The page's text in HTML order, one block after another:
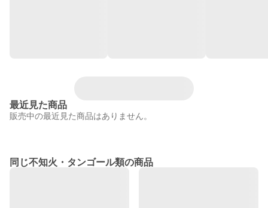
最近見た商品
販売中の最近見た商品はありません。
同じ不知火・タンゴール類の商品